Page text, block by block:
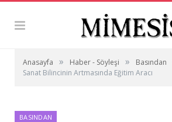
Anasayfa » Haber - Söyleşi » Basından
Sanat Bilincinin Artmasında Eğitim Aracı
BASINDAN